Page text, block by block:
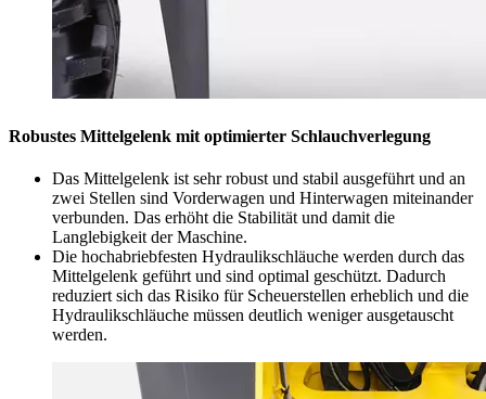
Robustes Mittelgelenk mit optimierter Schlauchverlegung
Das Mittelgelenk ist sehr robust und stabil ausgeführt und an
zwei Stellen sind Vorderwagen und Hinterwagen miteinander
verbunden. Das erhöht die Stabilität und damit die
Langlebigkeit der Maschine.
Die hochabriebfesten Hydraulikschläuche werden durch das
Mittelgelenk geführt und sind optimal geschützt. Dadurch
reduziert sich das Risiko für Scheuerstellen erheblich und die
Hydraulikschläuche müssen deutlich weniger ausgetauscht
werden.